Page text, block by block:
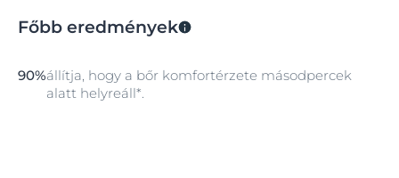
fényvédelemmel. Védi a bőrt az oxidatív stresszel
Két hatóanyagot kombinál:
A SymSitive hatékonyan szabályozza az
Főbb eredmények
90%állítja, hogy a bőr komfortérzete másodpercek
alatt helyreáll*.